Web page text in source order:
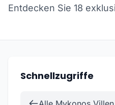
Entdecken Sie 18
Schnellzugriffe